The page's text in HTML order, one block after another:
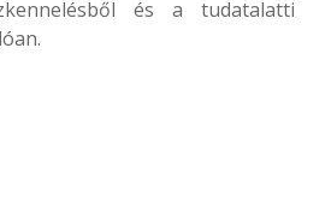
és a tudatalatti